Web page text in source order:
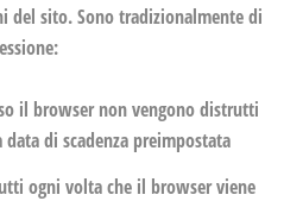
del sito. Sono tradizionalmente di
il browser non vengono distrutti
di scadenza preimpostata
ogni volta che il browser viene